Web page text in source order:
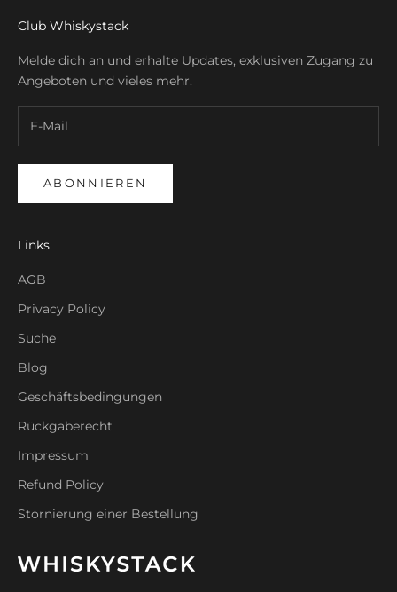
Club Whiskystack
Melde dich an und erhalte Updates, exklusiven Zugang zu
Angeboten und vieles mehr.
ABONNIEREN
Links
AGB
Privacy Policy
Suche
Blog
Geschäftsbedingungen
Rückgaberecht
Impressum
Refund Policy
Stornierung einer Bestellung